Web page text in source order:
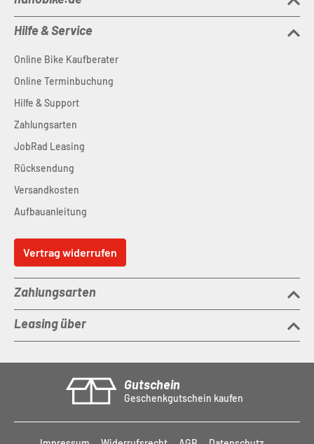
Hilfe & Service
Online Bike Kaufberater
Online Terminbuchung
Hilfe & Support
Zahlungsarten
JobRad Leasing
Rücksendung
Versandkosten
Aufbauanleitung
Vertrag widerrufen
Zahlungsarten
Leasing über
Gutschein
Geschenkgutschein kaufen